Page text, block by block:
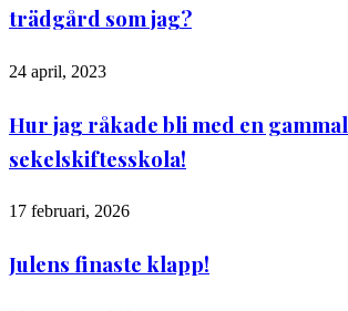
trädgård som jag?
24 april, 2023
Hur jag råkade bli med en gammal
sekelskiftesskola!
17 februari, 2026
Julens finaste klapp!